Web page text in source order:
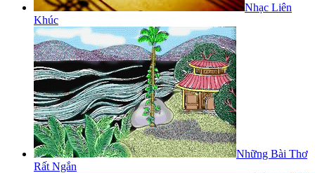
Nhạc Liên
Khúc
Những Bài Thơ
Rất Ngắn